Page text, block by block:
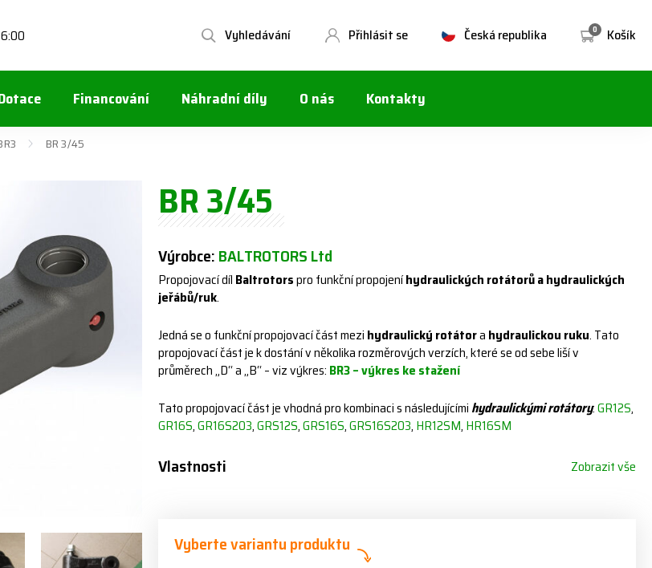
0 Košík
Česká republika
Přihlásit se
Vyhledávání
Financování Náhradní díly O nás Kontakty
BR 3/45
BR 3/45
Výrobce:BALTROTORS Ltd
Propojovací díl Baltrotorspro funkční propojeníhydraulických rotátorů a hydraulických
jeřábů/ruk.
Jedná se o funkční propojovací část mezi hydraulický rotátora hydraulickou ruku. Tato
propojovací část je k dostání v několika rozměrových verzích, které se od sebe liší v
průměrech „D“ a „B“ – viz výkres: BR3 – výkres ke stažení
Tato propojovací část je vhodná pro kombinaci s následujícími hydraulickými rotátory:GR12S,
GR16S,GR16S203,GRS12S,GRS16S,GRS16S203, HR12SM, HR16SM
Vlastnosti Zobrazit vše
Vyberte variantu produktu